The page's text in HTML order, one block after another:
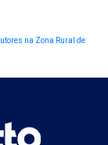
na Zona Rural de